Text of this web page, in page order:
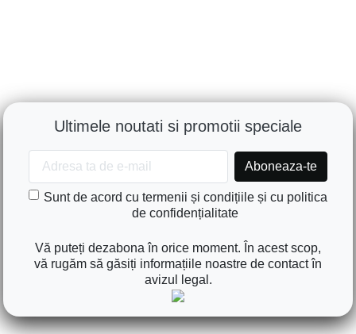
Ultimele noutati si promotii speciale
Sunt de acord cu termenii și condițiile și cu politica
de confidențialitate
Vă puteți dezabona în orice moment. În acest scop,
vă rugăm să găsiți informațiile noastre de contact în
avizul legal.